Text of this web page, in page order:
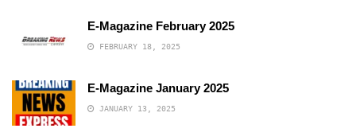
E-Magazine February 2025
FEBRUARY 18, 2025
E-Magazine January 2025
JANUARY 13, 2025